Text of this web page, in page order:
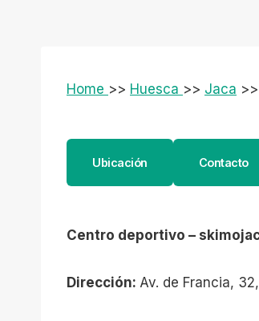
Home >> Huesca >> Jaca >>
Ubicación Contacto
Centro deportivo –
Dirección: Av. de Francia,